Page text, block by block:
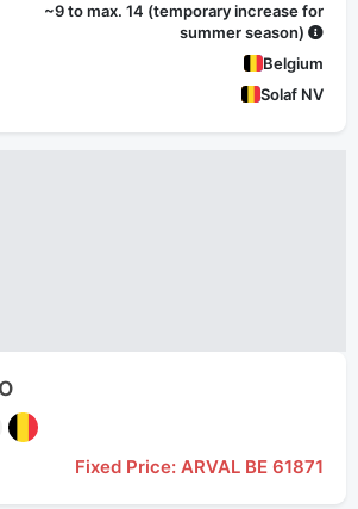
~9 to max. 14 (temporary increase for
summer season)
Belgium
Solaf NV
Fixed Price: ARVAL BE 61871